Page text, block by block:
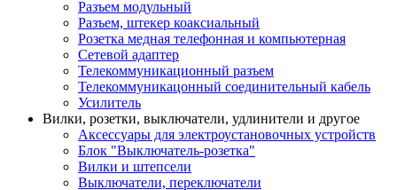
Разъем модульный
Разъем, штекер коаксиальный
Розетка медная телефонная и компьютерная
Сетевой адаптер
Телекоммуникационный разъем
Телекоммуникацонный соединительный кабель
Усилитель
Вилки, розетки, выключатели, удлинители и другое
Аксессуары для электроустановочных устройств
Блок "Выключатель-розетка"
Вилки и штепсели
Выключатели, переключатели